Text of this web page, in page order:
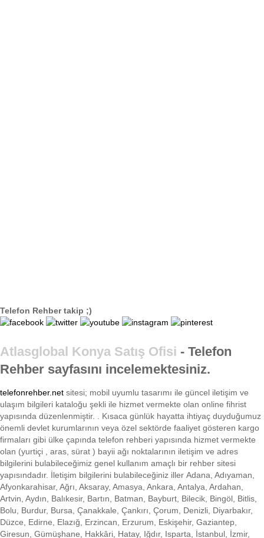
Telefon Rehber takip ;)
Atlasglobal Konya Satış Ofisi - Telefon
Rehber sayfasını incelemektesiniz.
telefonrehber.net sitesi; mobil uyumlu tasarımı ile güncel iletişim ve
ulaşım bilgileri kataloğu şekli ile hizmet vermekte olan online fihrist
yapısında düzenlenmiştir. . Kısaca günlük hayatta ihtiyaç duyduğumuz
önemli devlet kurumlarının veya özel sektörde faaliyet gösteren kargo
firmaları gibi ülke çapında telefon rehberi yapısında hizmet vermekte
olan (yurtiçi , aras, sürat ) bayii ağı noktalarının iletişim ve adres
bilgilerini bulabileceğimiz genel kullanım amaçlı bir rehber sitesi
yapısındadır. İletişim bilgilerini bulabileceğiniz iller Adana, Adıyaman,
Afyonkarahisar, Ağrı, Aksaray, Amasya, Ankara, Antalya, Ardahan,
Artvin, Aydın, Balıkesir, Bartın, Batman, Bayburt, Bilecik, Bingöl, Bitlis,
Bolu, Burdur, Bursa, Çanakkale, Çankırı, Çorum, Denizli, Diyarbakır,
Düzce, Edirne, Elazığ, Erzincan, Erzurum, Eskişehir, Gaziantep,
Giresun, Gümüşhane, Hakkâri, Hatay, Iğdır, Isparta, İstanbul, İzmir,